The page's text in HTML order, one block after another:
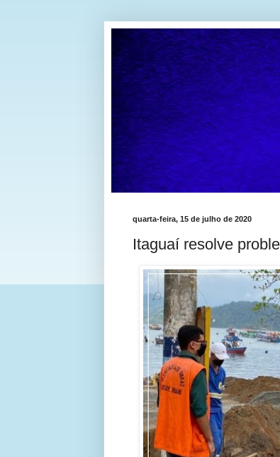
quarta-feira, 15 de julho de 2020
Itaguaí resolve